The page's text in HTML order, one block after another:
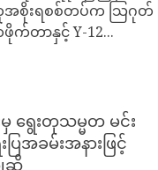
အစိုးရစစ်တပ်က သြဂုတ်
က်တာနှင့် Y-12...
ရွေးတုသမ္မတ မင်း
အခမ်းအနားဖြင့်
ဆို